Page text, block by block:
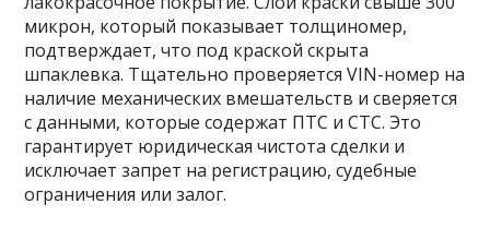
микрон, который показывает толщиномер,
подтверждает, что под краской скрыта
шпаклевка. Тщательно проверяется VIN-номер на
наличие механических вмешательств и сверяется
с данными, которые содержат ПТС и СТС. Это
гарантирует юридическая чистота сделки и
исключает запрет на регистрацию, судебные
ограничения или залог.